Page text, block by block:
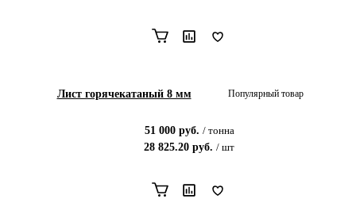
Лист горячекатаный 8 мм Популярный товар
51 000руб. / тонна
28 825.20 руб. / шт